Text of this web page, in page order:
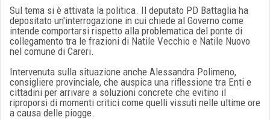
Sul tema si è attivata la politica. Il deputato PD Battaglia ha
depositato un'interrogazione in cui chiede al Governo come
intende comportarsi rispetto alla problematica del ponte di
collegamento tra le frazioni di Natile Vecchio e Natile Nuovo
nel comune di Careri.
Intervenuta sulla situazione anche Alessandra Polimeno,
consigliere provinciale, che auspica una riflessione tra Enti e
cittadini per arrivare a soluzioni concrete che evitino il
riproporsi di momenti critici come quelli vissuti nelle ultime ore
a causa delle piogge.